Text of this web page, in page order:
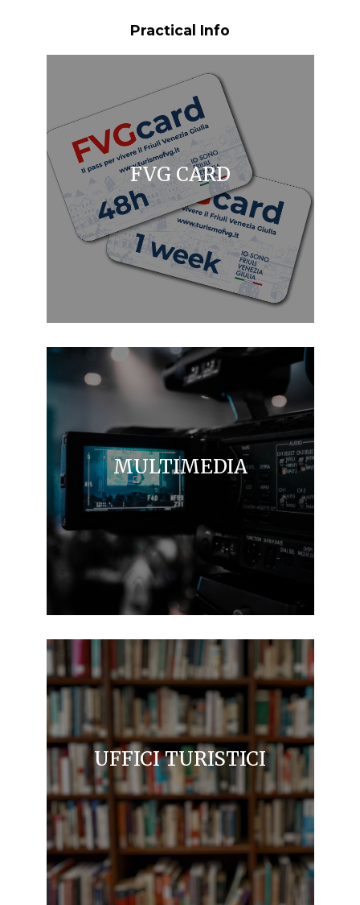
Practical Info
FVG CARD
MULTIMEDIA
UFFICI TURISTICI